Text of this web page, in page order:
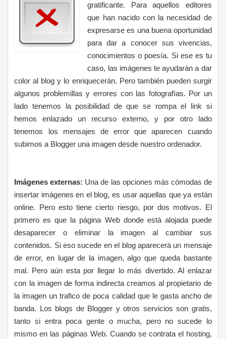
gratificante. Para aquellos editores
que han nacido con la necesidad de
expresarse es una buena oportunidad
para dar a conocer sus vivencias,
conocimientos o poesía. Si ese es tu
caso, las imágenes te ayudarán a dar
color al blog y lo enriquecerán. Pero también pueden surgir
algunos problemillas y errores con las fotografías. Por un
lado tenemos la posibilidad de que se rompa el link si
hemos enlazado un recurso externo, y por otro lado
tenemos los mensajes de error que aparecen cuando
subimos a Blogger una imagen desde nuestro ordenador.
Imágenes externas: Una de las opciones más cómodas de
insertar imágenes en el blog, es usar aquellas que ya están
online. Pero esto tiene cierto riesgo, por dos motivos. El
primero es que la página Web donde está alojada puede
desaparecer o eliminar la imagen al cambiar sus
contenidos. Si eso sucede en el blog aparecerá un mensaje
de error, en lugar de la imagen, algo que queda bastante
mal. Pero aún esta por llegar lo más divertido. Al enlazar
con la imagen de forma indirecta creamos al propietario de
la imagen un trafico de poca calidad que le gasta ancho de
banda. Los blogs de Blogger y otros servicios son gratis,
tanto si entra poca gente o mucha, pero no sucede lo
mismo en las páginas Web. Cuando se contrata el hosting,